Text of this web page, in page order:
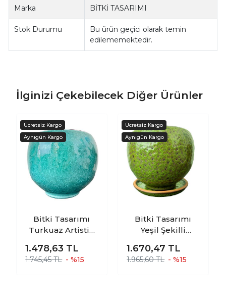
Marka BİTKİ TASARIMI
Stok Durumu
Bu ürün geçici olarak temin
edilememektedir.
İlginizi Çekebilecek Diğer Ürünler
Bitki Tasarımı
Turkuaz Artistik
Mekan Kullanımlı
Toprak Terrakota
1.478,63 TL
1.745,45 TL - %15
Bitki Tasarımı
Yeşil Şekilli
Ve Dış Mekan
Kullanımlı
1.670,47 TL
1.965,60 TL - %15